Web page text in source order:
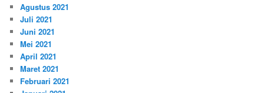
Agustus 2021
Juli 2021
Juni 2021
Mei 2021
April 2021
Maret 2021
Februari 2021